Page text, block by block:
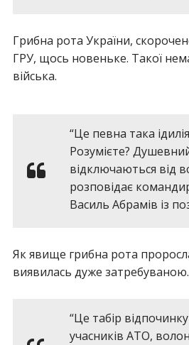
Грибна рота України,
ГРУ, щось новеньке. Такої
війська.
“Це певна така
Розумієте?
відключаються від
розповідає
Василь Абрамів із
Як явище грибна рота
виявилась дуже затребуваною.
“Це табір відпочинку
учасників АТО,